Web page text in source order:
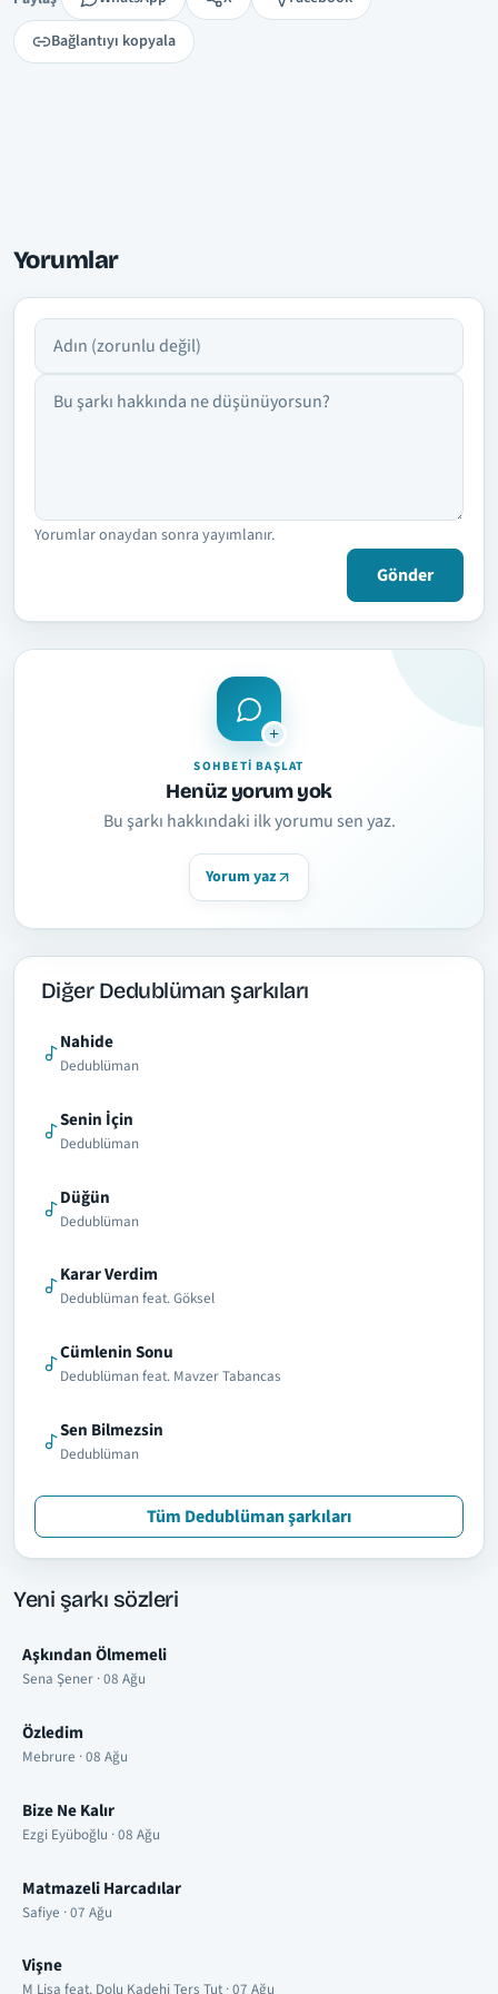
Bağlantıyı kopyala
Yorumlar
Adın
Yorumun
Yorumlar onaydan sonra yayımlanır.
Gönder
SOHBETI BAŞLAT
Henüz yorum yok
Bu şarkı hakkındaki ilk yorumu sen yaz.
Yorum yaz
Diğer Dedublüman şarkıları
Nahide
Dedublüman
Senin İçin
Dedublüman
Düğün
Dedublüman
Karar Verdim
Dedublüman feat. Göksel
Cümlenin Sonu
Dedublüman feat. Mavzer Tabancas
Sen Bilmezsin
Dedublüman
Tüm Dedublüman şarkıları
Yeni şarkı sözleri
Aşkından Ölmemeli
Sena Şener · 08 Ağu
Özledim
Mebrure · 08 Ağu
Bize Ne Kalır
Ezgi Eyüboğlu · 08 Ağu
Matmazeli Harcadılar
Safiye · 07 Ağu
Vişne